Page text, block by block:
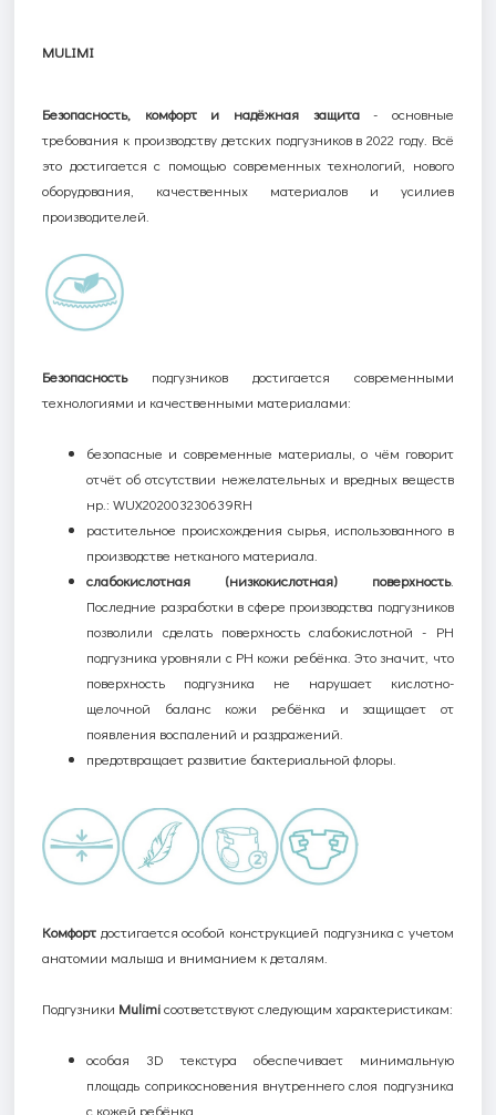
MULIMI
Безопасность, комфорт и надёжная защита- основные
требования к производствудетских подгузников в 2022 году. Всё
это достигается с помощью современных технологий, нового
оборудования, качественных материалов и усилиев
производителей.
Безопасность подгузников достигается современными
технологиями и качественными материалами:
безопасные и современные материалы, о чём говорит
отчёт об отсутствии нежелательных и вредных веществ
нр.: WUX202003230639RH
растительное происхождения сырья, использованного в
производстве нетканого материала.
слабокислотная (низкокислотная) поверхность.
Последние разработки в сфере производства подгузников
позволили сделать поверхность слабокислотной - PH
подгузника уровняли с PH кожи ребёнка. Это значит, что
поверхность подгузника не нарушает кислотно-
щелочной баланс кожи ребёнка и защищает от
появления воспалений и раздражений.
предотвращает развитие бактериальной флоры.
Комфорт достигается особой конструкцией подгузника с учетом
анатомии малыша и вниманием к деталям.
Подгузники Mulimiсоответствуют следующим характеристикам:
особая 3Dтекстура обеспечивает минимальную
площадь соприкосновения внутреннего слоя подгузника
с кожей ребёнка.